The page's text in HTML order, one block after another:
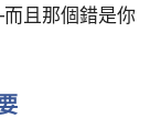
且那個錯是你